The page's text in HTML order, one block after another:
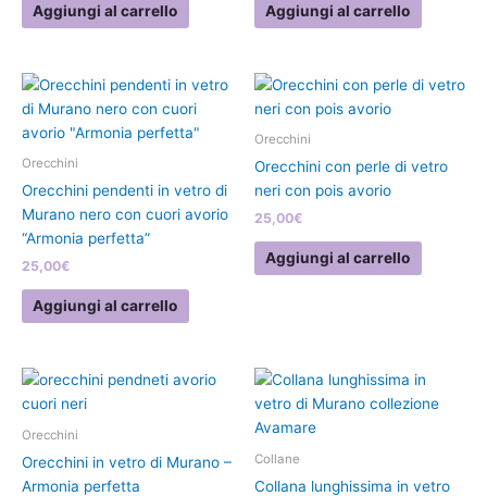
Aggiungi al carrello Aggiungi al carrello
Orecchini
Orecchini pendenti in vetro di
Murano nero con cuori avorio
“Armonia perfetta”
25,00€
Aggiungi al carrello
Orecchini
Orecchini con perle di vetro
neri con pois avorio
25,00€
Aggiungi al carrello
Orecchini
Orecchini in vetro di Murano –
Armonia perfetta
Collane
Collana lunghissima in vetro